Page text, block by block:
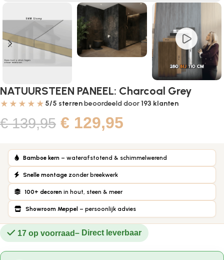
NATUURSTEEN PANEEL: Charcoal Grey
★★★★★ 5/5 sterrenbeoordeeld door 193 klanten
€139,95 € 129,95
Bamboe kern – waterafstotend & schimmelwerend
Snelle montage zonder breekwerk
100+ decoren in hout, steen & meer
Showroom Meppel – persoonlijk advies
17 op voorraad